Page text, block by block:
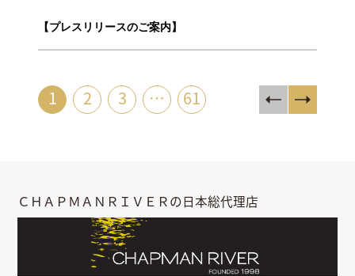
【プレスリリースのご案内】
1 2 3 … 61
ＣＨＡＰＭＡＮＲＩＶＥＲの日本総代理店